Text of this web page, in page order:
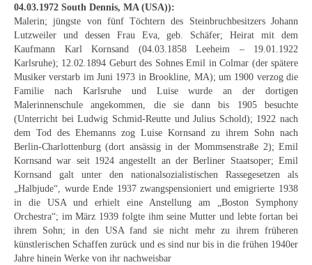
04.03.1972 South Dennis, MA (USA)):
Malerin; jüngste von fünf Töchtern des Steinbruchbesitzers Johann
Lutzweiler und dessen Frau Eva, geb. Schäfer; Heirat mit dem
Kaufmann Karl Kornsand (04.03.1858 Leeheim – 19.01.1922
Karlsruhe); 12.02.1894 Geburt des Sohnes Emil in Colmar (der spätere
Musiker verstarb im Juni 1973 in Brookline, MA); um 1900 verzog die
Familie nach Karlsruhe und Luise wurde an der dortigen
Malerinnenschule angekommen, die sie dann bis 1905 besuchte
(Unterricht bei Ludwig Schmid-Reutte und Julius Schold); 1922 nach
dem Tod des Ehemanns zog Luise Kornsand zu ihrem Sohn nach
Berlin-Charlottenburg (dort ansässig in der Mommsenstraße 2); Emil
Kornsand war seit 1924 angestellt an der Berliner Staatsoper; Emil
Kornsand galt unter den nationalsozialistischen Rassegesetzen als
„Halbjude“, wurde Ende 1937 zwangspensioniert und emigrierte 1938
in die USA und erhielt eine Anstellung am „Boston Symphony
Orchestra“; im März 1939 folgte ihm seine Mutter und lebte fortan bei
ihrem Sohn; in den USA fand sie nicht mehr zu ihrem früheren
künstlerischen Schaffen zurück und es sind nur bis in die frühen 1940er
Jahre hinein Werke von ihr nachweisbar